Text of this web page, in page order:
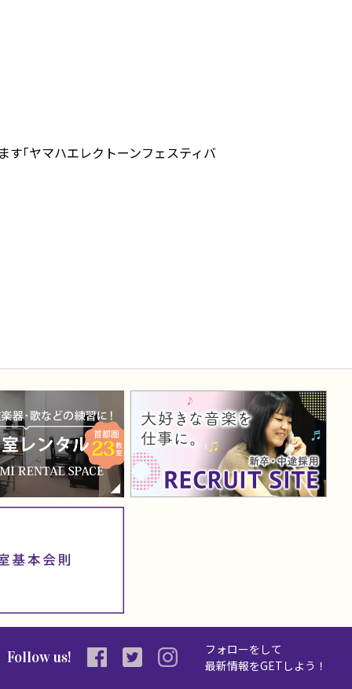
｢ヤマハエレクトーンフェスティバ
Follow us!
フォローをして
最新情報をGETしよう！